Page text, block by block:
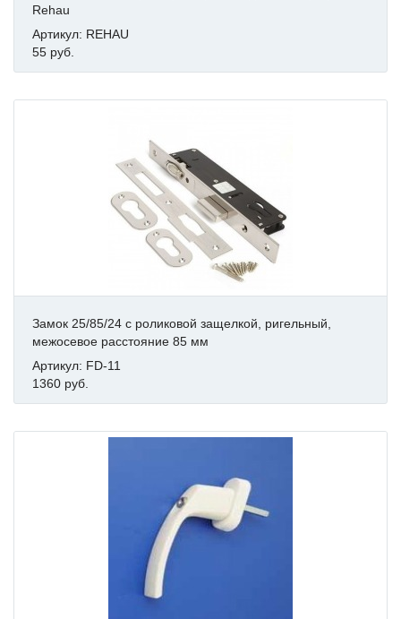
Rehau
Артикул: REHAU
55 руб.
Замок 25/85/24 с роликовой защелкой, ригельный,
межосевое расстояние 85 мм
Артикул: FD-11
1360 руб.